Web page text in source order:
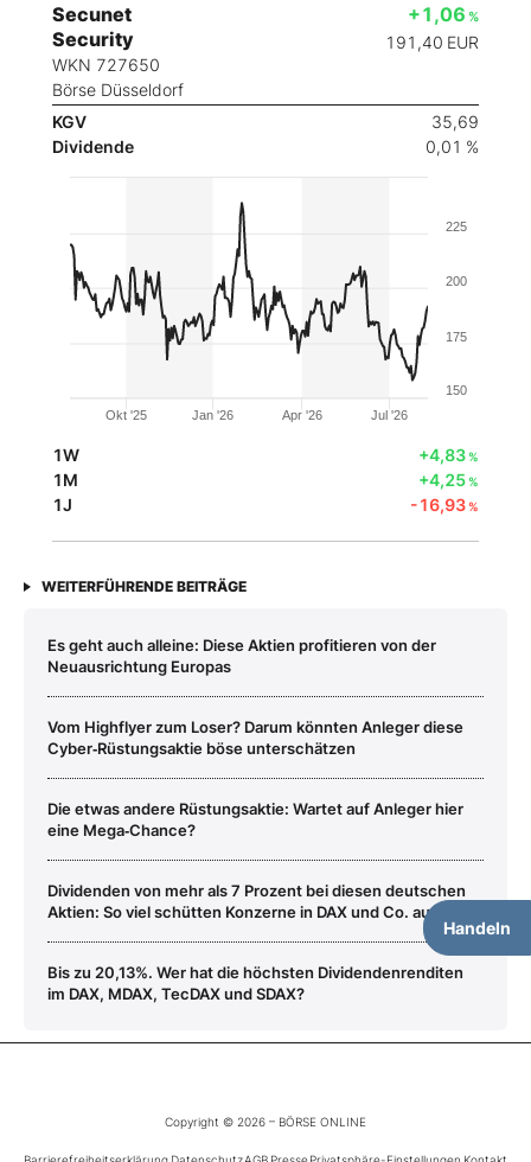
Secunet
Security
WKN 727650
Börse Düsseldorf
+1,06 %
191,40 EUR
KGV
35,69
Dividende
0,01 %
Handeln
Okt '25 Jan '26 Apr '26 Jul '26
150
175
200
225
1W +4,83%
1M +4,25%
1J -16,93%
WEITERFÜHRENDE BEITRÄGE
Es geht auch alleine: Diese Aktien profitieren von der
Neuausrichtung Europas
Vom Highflyer zum Loser? Darum könnten Anleger diese
Cyber‑Rüstungsaktie böse unterschätzen
Die etwas andere Rüstungsaktie: Wartet auf Anleger hier
eine Mega‑Chance?
Dividenden von mehr als 7 Prozent bei diesen deutschen
Aktien: So viel schütten Konzerne in DAX und Co. aus
Bis zu 20,13%. Wer hat die höchsten Dividendenrenditen
im DAX, MDAX, TecDAX und SDAX?
Copyright © 2026 – BÖRSE ONLINE
Barrierefreiheitserklärung Datenschutz AGB PressePrivatsphäre-Einstellungen Kontakt